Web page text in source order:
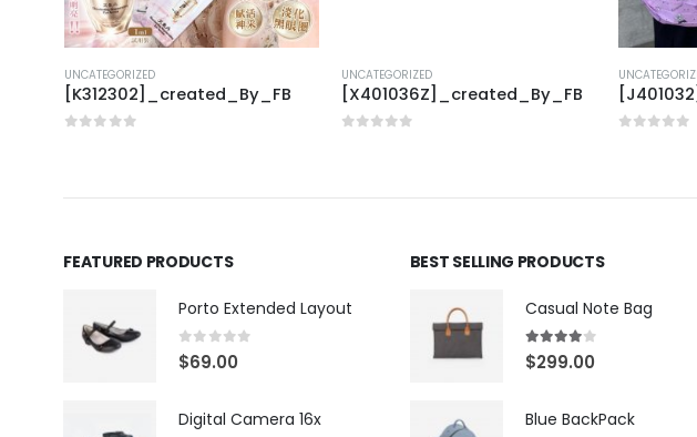
UNCATEGORIZED
[K312302]_created_By_FB
UNCATEGORIZED
[X401036Z]_created_By_FB
FEATURED PRODUCTS
Porto Extended Layout
0 out of 5
$69.00
Digital Camera 16x
BEST SELLING PRODUCTS
Casual Note Bag
4.00out of 5
$299.00
Blue BackPack